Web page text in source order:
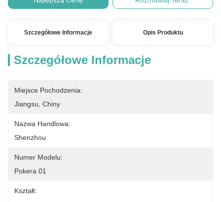
Szczegółowe Informacje Opis Produktu
Szczegółowe Informacje
Miejsce Pochodzenia:
Jiangsu, Chiny
Nazwa Handlowa:
Shenzhou
Numer Modelu:
Pokera 01
Kształt: